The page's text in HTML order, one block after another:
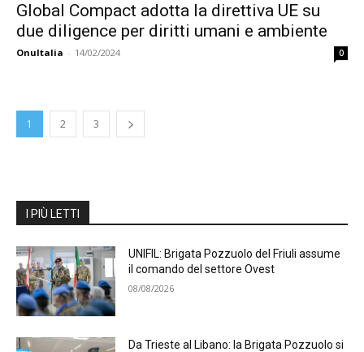
Global Compact adotta la direttiva UE su
due diligence per diritti umani e ambiente
OnuItalia - 14/02/2024 0
1 2 3
I PIÙ LETTI
UNIFIL: Brigata Pozzuolo del Friuli assume
il comando del settore Ovest
08/08/2026
Da Trieste al Libano: la Brigata Pozzuolo si